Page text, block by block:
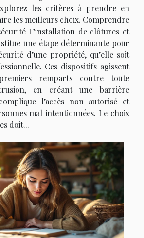
les critères à prendre en
les meilleurs choix. Comprendre
L’installation de clôtures et
une étape déterminante pour
d’une propriété, qu’elle soit
Ces dispositifs agissent
remparts contre toute
en créant une barrière
l’accès non autorisé et
mal intentionnées. Le choix
doit...